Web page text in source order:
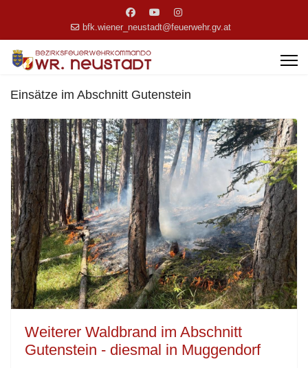
bfk.wiener_neustadt@feuerwehr.gv.at
Einsätze im Abschnitt Gutenstein
Weiterer Waldbrand im Abschnitt
Gutenstein - diesmal in Muggendorf